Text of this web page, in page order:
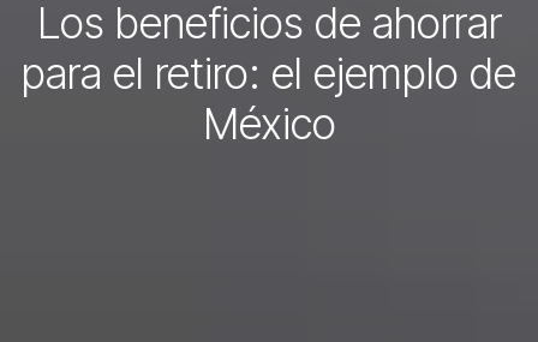
Los beneficios de ahorrar
para el retiro: el ejemplo de
México